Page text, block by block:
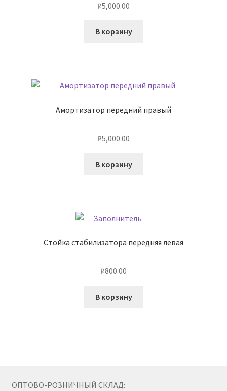
₽5,000.00
В корзину
Амортизатор передний правый
₽5,000.00
В корзину
Стойка стабилизатора передняя левая
₽800.00
В корзину
ОПТОВО-РОЗНИЧНЫЙ СКЛАД: